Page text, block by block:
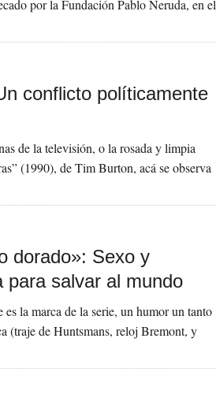
por la Fundación Pablo Neruda, en el
conflicto políticamente
de la televisión, o la rosada y limpia
(1990), de Tim Burton, acá se observa
dorado»: Sexo y
para salvar al mundo
la marca de la serie, un humor un tanto
(traje de Huntsmans, reloj Bremont, y